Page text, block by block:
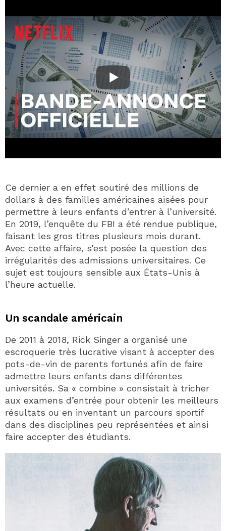
Ce dernier a en effet soutiré des millions de
dollars à des familles américaines aisées pour
permettre à leurs enfants d’entrer à l’université.
En 2019, l’enquête du FBI a été rendue publique,
faisant les gros titres plusieurs mois durant.
Avec cette affaire, s’est posée la question des
irrégularités des admissions universitaires. Ce
sujet est toujours sensible aux États-Unis à
l’heure actuelle.
Un scandale américain
De 2011 à 2018, Rick Singer a organisé une
escroquerie très lucrative visant à accepter des
pots-de-vin de parents fortunés afin de faire
admettre leurs enfants dans différentes
universités. Sa « combine » consistait à tricher
aux examens d’entrée pour obtenir les meilleurs
résultats ou en inventant un parcours sportif
dans des disciplines peu représentées et ainsi
faire accepter des étudiants.